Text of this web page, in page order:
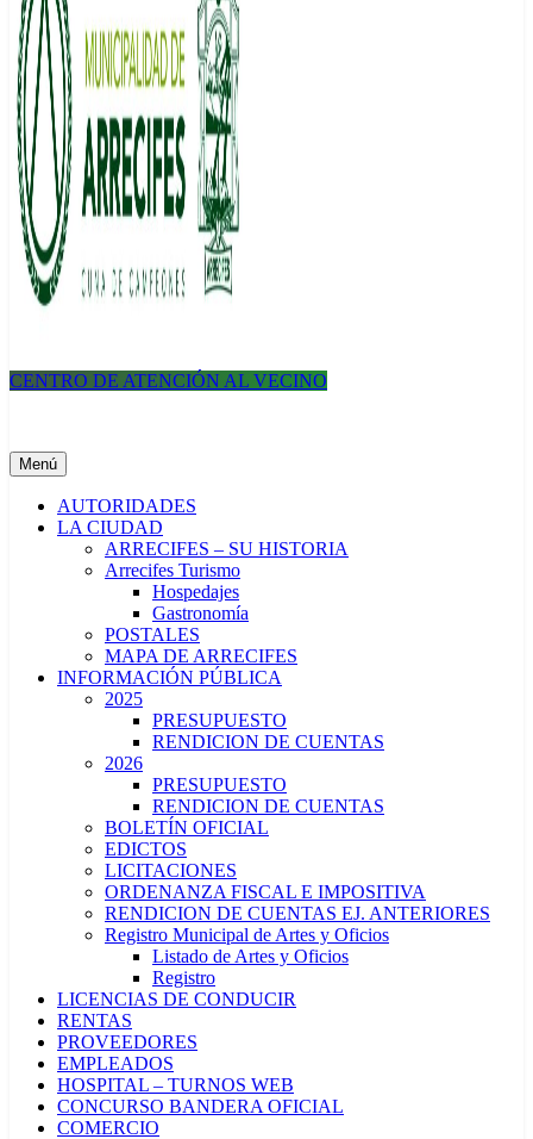
CENTRO DE ATENCIÓN AL VECINO
Menú
AUTORIDADES
LA CIUDAD
ARRECIFES – SU HISTORIA
Arrecifes Turismo
Hospedajes
Gastronomía
POSTALES
MAPA DE ARRECIFES
INFORMACIÓN PÚBLICA
2025
PRESUPUESTO
RENDICION DE CUENTAS
2026
PRESUPUESTO
RENDICION DE CUENTAS
BOLETÍN OFICIAL
EDICTOS
LICITACIONES
ORDENANZA FISCAL E IMPOSITIVA
RENDICION DE CUENTAS EJ. ANTERIORES
Registro Municipal de Artes y Oficios
Listado de Artes y Oficios
Registro
LICENCIAS DE CONDUCIR
RENTAS
PROVEEDORES
EMPLEADOS
HOSPITAL – TURNOS WEB
CONCURSO BANDERA OFICIAL
COMERCIO